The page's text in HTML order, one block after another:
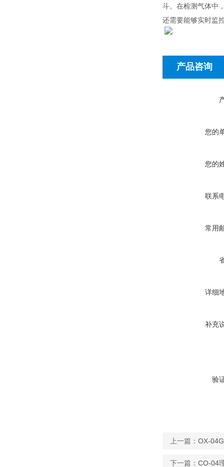
斗。在检测气体中
还需要能够实时监
产品咨询
您的
您的
联系
常用
详细
补充
验
上一篇： OX-
下一篇： CO-04